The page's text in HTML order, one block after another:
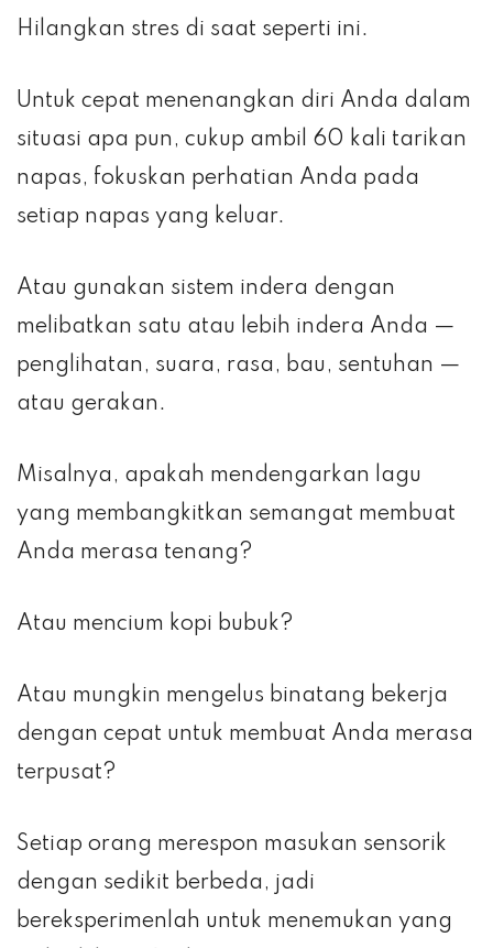
Hilangkan stres di saat seperti ini.
Untuk cepat menenangkan diri Anda dalam
situasi apa pun, cukup ambil 60 kali tarikan
napas, fokuskan perhatian Anda pada
setiap napas yang keluar.
Atau gunakan sistem indera dengan
melibatkan satu atau lebih indera Anda —
penglihatan, suara, rasa, bau, sentuhan —
atau gerakan.
Misalnya, apakah mendengarkan lagu
yang membangkitkan semangat membuat
Anda merasa tenang?
Atau mencium kopi bubuk?
Atau mungkin mengelus binatang bekerja
dengan cepat untuk membuat Anda merasa
terpusat?
Setiap orang merespon masukan sensorik
dengan sedikit berbeda, jadi
bereksperimenlah untuk menemukan yang